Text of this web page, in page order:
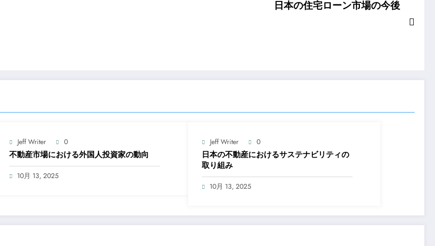
日本の住宅ローン市場の今後
Jeff Writer 0
不動産市場における外国人投資家の動向
10月 13, 2025
Jeff Writer 0
日本の不動産におけるサステナビリティの
取り組み
10月 13, 2025